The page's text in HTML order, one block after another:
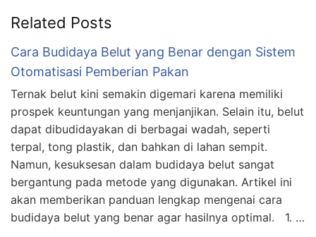
Related Posts
Cara Budidaya Belut yang Benar dengan Sistem
Otomatisasi Pemberian Pakan
Ternak belut kini semakin digemari karena memiliki
prospek keuntungan yang menjanjikan. Selain itu, belut
dapat dibudidayakan di berbagai wadah, seperti
terpal, tong plastik, dan bahkan di lahan sempit.
Namun, kesuksesan dalam budidaya belut sangat
bergantung pada metode yang digunakan. Artikel ini
akan memberikan panduan lengkap mengenai cara
budidaya belut yang benar agar hasilnya optimal. 1. …